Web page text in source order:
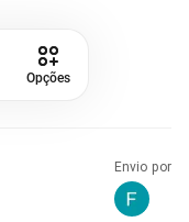
Opções
Envio por